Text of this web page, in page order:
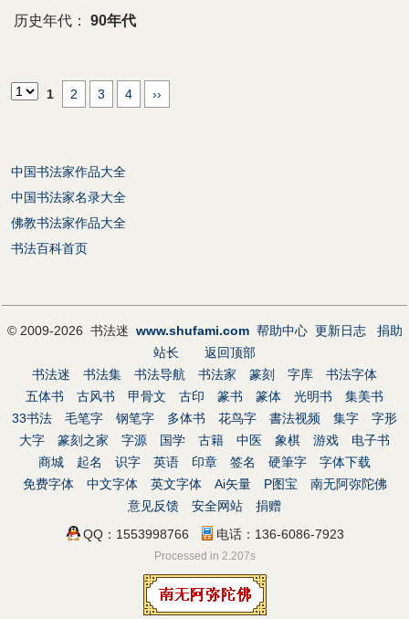
历史年代：
90年代
1 2 3 4 ››
中国书法家作品大全
中国书法家名录大全
佛教书法家作品大全
书法百科首页
© 2009-2026 书法迷 www.shufami.com 帮助中心 更新日志
捐助
站长
返回顶部
书法迷
书法集 书法导航 书法家 篆刻 字库
书法字体
五体书
古风书 甲骨文 古印 篆书 篆体 光明书
集美书
33书法
毛笔字 钢笔字 多体书 花鸟字 書法视频 集字
字形
大字
篆刻之家 字源 国学 古籍 中医 象棋 游戏
电子书
商城
起名 识字 英语 印章 签名 硬筆字
字体下载
免费字体
中文字体 英文字体 Ai矢量 P图宝
南无阿弥陀佛
意见反馈
安全网站
捐赠
QQ：1553998766
电话：136-6086-7923
Processed in 2.207s